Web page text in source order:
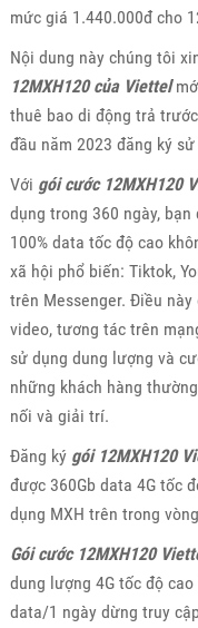
mức giá 1.440.000đ cho
Nội dung này chúng tôi
12MXH120 của Viettel
thuê bao di động trả
đầu năm 2023 đăng ký sử
Với gói cước 12MXH120
dụng trong 360 ngày,
100% data tốc độ cao
xã hội phổ biến: Tiktok,
trên Messenger. Điều
video, tương tác trên
sử dụng dung lượng và
những khách hàng
nối và giải trí.
Đăng ký gói 12MXH120
được 360Gb data 4G tốc
dụng MXH trên trong
Gói cước 12MXH120
dung lượng 4G tốc độ
data/1 ngày dừng truy